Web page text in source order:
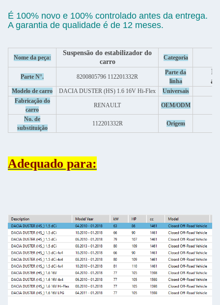
É 100% novo e 100% controlado antes da entrega.
A garantia de qualidade é de 12 meses.
Nome da peça:
Suspensão do estabilizador do
carro
Categoria
Parte N°. 8200805796 112201332R
Parte da
linha
Modelo de carro DACIA DUSTER (HS) 1.6 16V Hi-Flex Universais
Fabricação do
carro
RENAULT OEM/ODM
No. de
substituição
112201332R Origem
Adequado para: